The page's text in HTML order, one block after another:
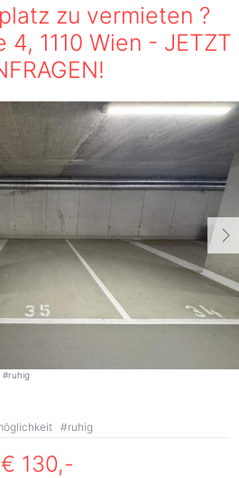
zu vermieten ?
4, 1110 Wien - JETZT
#ruhig
#ruhig
€ 130,-